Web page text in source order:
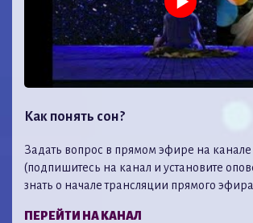
Как понять сон?
Задать вопрос в прямом эфире на канале
(подпишитесь на канал и установите
знать о начале трансляции прямого
ПЕРЕЙТИ НА КАНАЛ